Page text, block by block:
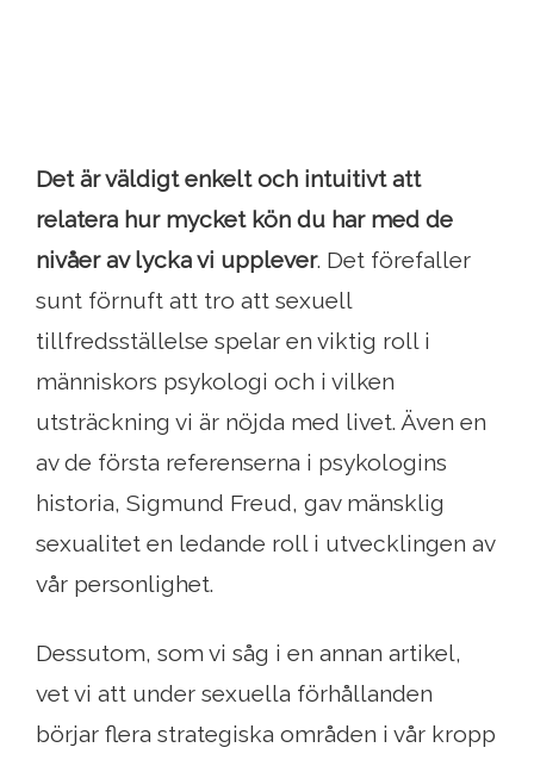
Det är väldigt enkelt och intuitivt att
relatera hur mycket kön du har med de
nivåer av lycka vi upplever. Det förefaller
sunt förnuft att tro att sexuell
tillfredsställelse spelar en viktig roll i
människors psykologi och i vilken
utsträckning vi är nöjda med livet. Även en
av de första referenserna i psykologins
historia, Sigmund Freud, gav mänsklig
sexualitet en ledande roll i utvecklingen av
vår personlighet.
Dessutom, som vi såg i en annan artikel,
vet vi att under sexuella förhållanden
börjar flera strategiska områden i vår kropp